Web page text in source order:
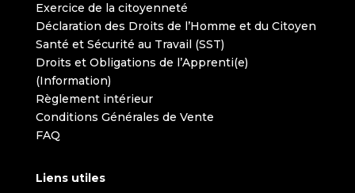
Exercice de la citoyenneté
Déclaration des Droits de l’Homme et du Citoyen
Santé et Sécurité au Travail (SST)
Droits et Obligations de l’Apprenti(e)
(Information)
Règlement intérieur
Conditions Générales de Vente
FAQ
Liens utiles